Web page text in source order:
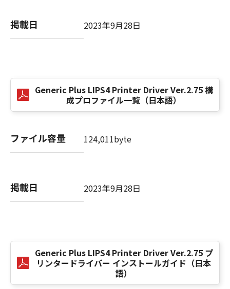
“米国政府エンドユーザー”とは、米国政府の機
関また団体を意味します。もしお客様が米国政
item," as that term is defined at 48 C.F.R.
2.101 (Oct 1995), consisting of "commercial
computer software" and "commercial
computer software documentation," as such
Consistent with 48 C.F.R. 12.212 and 48 C.F.R.
227.7202-1 through 227.7202-4 (June 1995),
forth herein. The manufacturer is Canon
Inc./30-2, Shimomaruko 3-chome, Ohta-ku,
意味し、指し示すものとします。
本契約書のいずれかの条項またはその一部が法
掲載日 2023年9月28日
Generic Plus LIPS4 Printer Driver Ver.2.75 構
成プロファイル一覧（日本語）
ファイル容量 124,011byte
掲載日 2023年9月28日
Generic Plus LIPS4 Printer Driver Ver.2.75 プ
リンタードライバー インストールガイド（日本
語）